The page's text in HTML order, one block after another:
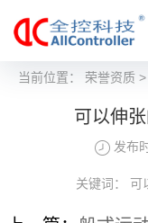
当前位置： 荣誉资质>
可以伸
发布
关键词： 可